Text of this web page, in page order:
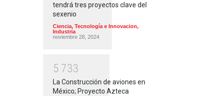
tendrá tres proyectos clave del
sexenio
Ciencia, Tecnología e Innovacion,
Industria
noviembre 28, 2024
5 733
La Construcción de aviones en
México; Proyecto Azteca